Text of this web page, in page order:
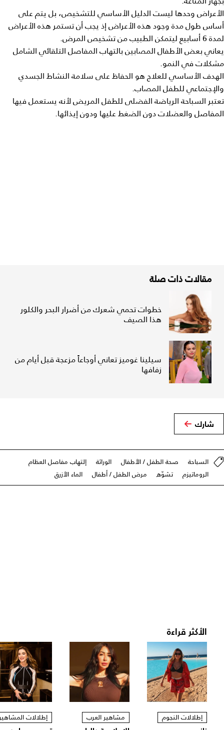
الأعراض وحدها ليست الدليل الأساسي للتشخيص، بل يتم على
أساس طول مدة وجود هذه الأعراض إذ يجب أن تستمر هذه الأعراض
لمدة 6 أسابيع ليتمكن الطبيب من تشخيص المرض.
يعاني بعض الأطفال المصابين بالتهاب المفاصل التلقائي الشامل
مشكلات في النمو.
الهدف الأساسي للعلاج هو الحفاظ على سلامة النشاط الجسدي
والإجتماعي للطفل المصاب.
تعتبر السباحة الرياضة الفضلى للطفل المريض لأنه يستعمل فيها
المفاصل والعضلات دون الضغط عليها ودون إيذائها.
مقالات ذات صلة
خطوات تحمي شعرك من أضرار البحر والكلور
هذا الصيف
سيلينا غوميز تعاني أوجاعاً مزعجة قبل أيام من
زفافها
شارك
السباحة صحة الطفل / الأطفال الوراثة
إلتهاب مفاصل العظام
الروماتيزم
تشوّه مرض الطفل / أطفال الماء الأزرق
الأكثر قراءة
إطلالات النجوم مشاهير العرب إطلالات